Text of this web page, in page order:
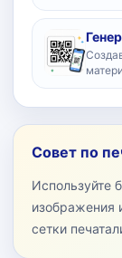
Совет по
Используйте
изображения
сетки